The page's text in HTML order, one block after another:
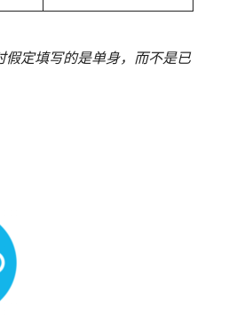
定填写的是单身，而不是已